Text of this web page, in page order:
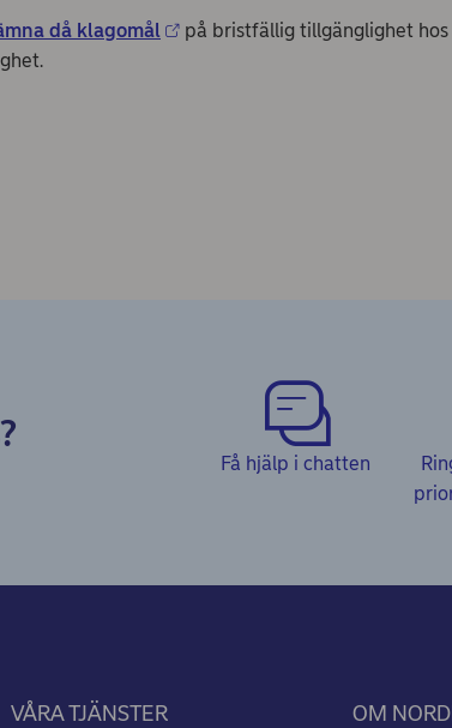
då klagomål
på bristfällig tillgänglighet hos
Få hjälp i chatten
VÅRA TJÄNSTER OM